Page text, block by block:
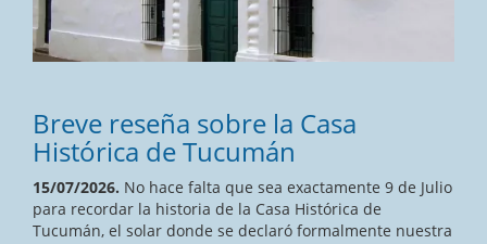
Breve reseña sobre la Casa
Histórica de Tucumán
15/07/2026. No hace falta que sea exactamente 9 de Julio
para recordar la historia de la Casa Histórica de
Tucumán, el solar donde se declaró formalmente nuestra